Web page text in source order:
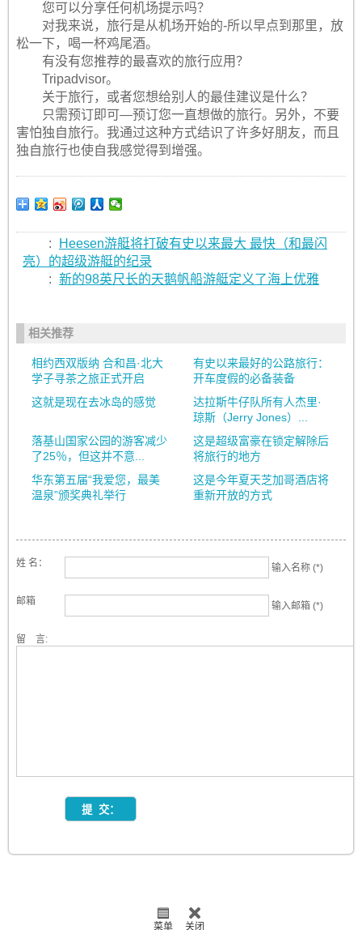
您可以分享任何机场提示吗？
对我来说，旅行是从机场开始的-所以早点到那里，放
松一下，喝一杯鸡尾酒。
有没有您推荐的最喜欢的旅行应用？
Tripadvisor。
关于旅行，或者您想给别人的最佳建议是什么？
只需预订即可—预订您一直想做的旅行。另外，不要
害怕独自旅行。我通过这种方式结识了许多好朋友，而且
独自旅行也使自我感觉得到增强。
:
Heesen游艇将打破有史以来最大 最快（和最闪
亮）的超级游艇的纪录
: 新的98英尺长的天鹅帆船游艇定义了海上优雅
相关推荐
相约西双版纳 合和昌·北大
学子寻茶之旅正式开启
有史以来最好的公路旅行：
开车度假的必备装备
这就是现在去冰岛的感觉
达拉斯牛仔队所有人杰里·
琼斯（Jerry Jones）...
落基山国家公园的游客减少
了25％，但这并不意...
这是超级富豪在锁定解除后
将旅行的地方
华东第五届“我爱您，最美
温泉”颁奖典礼举行
这是今年夏天芝加哥酒店将
重新开放的方式
姓 名： 输入名称 (*)
邮箱 输入邮箱 (*)
留 言:
菜单 关闭